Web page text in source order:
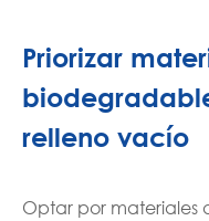
Priorizar
relleno vacío
Optar por